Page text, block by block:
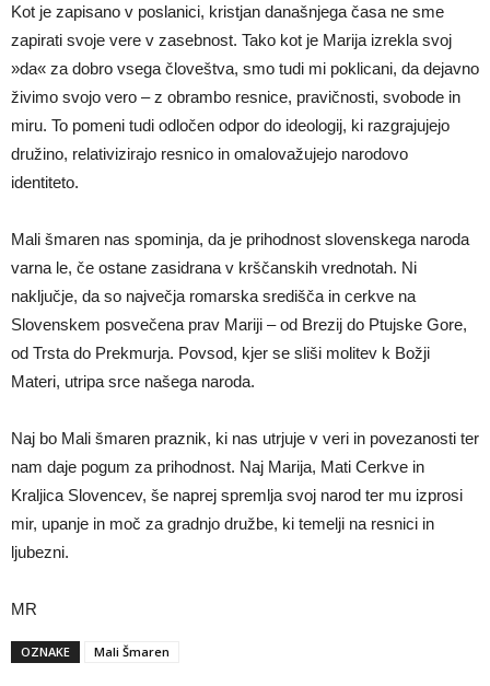
Kot je zapisano v poslanici, kristjan današnjega časa ne sme
zapirati svoje vere v zasebnost. Tako kot je Marija izrekla svoj
»da« za dobro vsega človeštva, smo tudi mi poklicani, da dejavno
živimo svojo vero – z obrambo resnice, pravičnosti, svobode in
miru. To pomeni tudi odločen odpor do ideologij, ki razgrajujejo
družino, relativizirajo resnico in omalovažujejo narodovo
identiteto.
Mali šmaren nas spominja, da je prihodnost slovenskega naroda
varna le, če ostane zasidrana v krščanskih vrednotah. Ni
naključje, da so največja romarska središča in cerkve na
Slovenskem posvečena prav Mariji – od Brezij do Ptujske Gore,
od Trsta do Prekmurja. Povsod, kjer se sliši molitev k Božji
Materi, utripa srce našega naroda.
Naj bo Mali šmaren praznik, ki nas utrjuje v veri in povezanosti ter
nam daje pogum za prihodnost. Naj Marija, Mati Cerkve in
Kraljica Slovencev, še naprej spremlja svoj narod ter mu izprosi
mir, upanje in moč za gradnjo družbe, ki temelji na resnici in
ljubezni.
MR
OZNAKE Mali Šmaren